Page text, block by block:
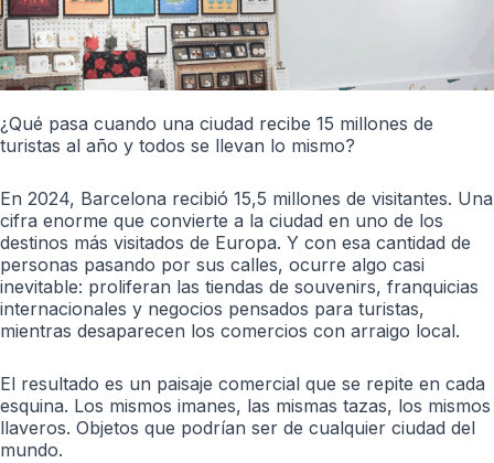
¿Qué pasa cuando una ciudad recibe 15 millones de
turistas al año y todos se llevan lo mismo?
En 2024, Barcelona recibió 15,5 millones de visitantes. Una
cifra enorme que convierte a la ciudad en uno de los
destinos más visitados de Europa. Y con esa cantidad de
personas pasando por sus calles, ocurre algo casi
inevitable: proliferan las tiendas de souvenirs, franquicias
internacionales y negocios pensados para turistas,
mientras desaparecen los comercios con arraigo local.
El resultado es un paisaje comercial que se repite en cada
esquina. Los mismos imanes, las mismas tazas, los mismos
llaveros. Objetos que podrían ser de cualquier ciudad del
mundo.